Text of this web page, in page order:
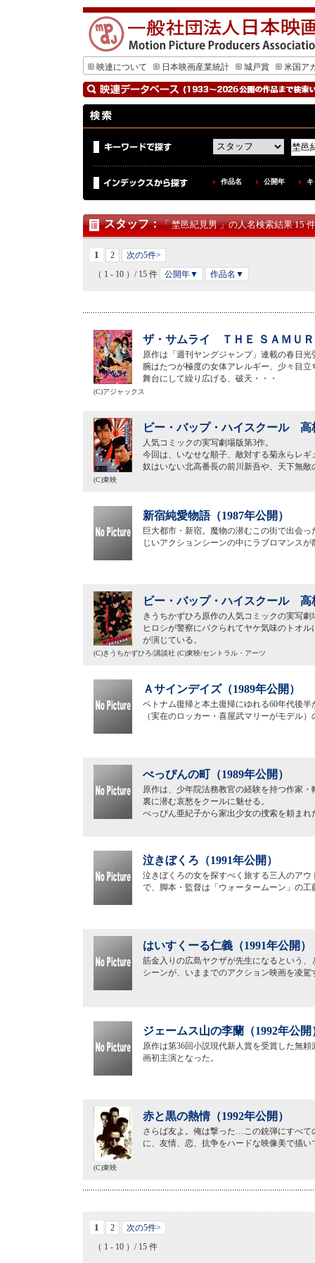
映連について 日本映画産業統計 城戸賞 米国ア
作品名 公開年
スタッフ：「 埜邑紀見男 」の人名検索結果 15 件
1 2
次の5件>
（ 1 - 10 ）/ 15 件
公開年▼ 作品名▼
ザ・サムライ ＴＨＥ ＳＡＭＵＲ
原作は「週刊ヤングジャンプ」連載の春日光
腕はたつが極度の女体アレルギー、少々目
舞台にして繰り広げる、破天・・・
(C)アジャックス
ビー・バップ・ハイスクール 高
人気コミックの実写劇場版第3作。
今回は、いなせな順子、敵対する菊永らレ
奴はいない北高番長の前川新吾や、天下無敵
(C)東映
新宿純愛物語（1987年公開）
巨大都市・新宿。魔物の潜むこの街で出会
じいアクションシーンの中にラブロマンス
ビー・バップ・ハイスクール 高
きうちかずひろ原作の人気コミックの実写劇
ヒロシが警察にパクられてヤケ気味のトオ
が演じている。
(C)きうちかずひろ/講談社 (C)東映/セントラル・アーツ
Ａサインデイズ（1989年公開）
ベトナム復帰と本土復帰にゆれる60年代後
（実在のロッカー・喜屋武マリーがモデル
べっぴんの町（1989年公開）
原作は、少年院法務教官の経験を持つ作家
裏に潜む哀愁をクールに魅せる。
べっぴん亜紀子から家出少女の捜索を頼まれ
泣きぼくろ（1991年公開）
泣きぼくろの女を探すべく旅する三人のア
で、脚本・監督は「ウォータームーン」の
はいすくーる仁義（1991年公開）
筋金入りの広島ヤクザが先生になるという
シーンが、いままでのアクション映画を凌
ジェームス山の李蘭（1992年公開
原作は第36回小説現代新人賞を受賞した無
画初主演となった。
赤と黒の熱情（1992年公開）
さらば友よ。俺は撃った…この銃弾にすべて
に、友情、恋、抗争をハードな映像美で描
(C)東映
1 2
次の5件>
（ 1 - 10 ）/ 15 件